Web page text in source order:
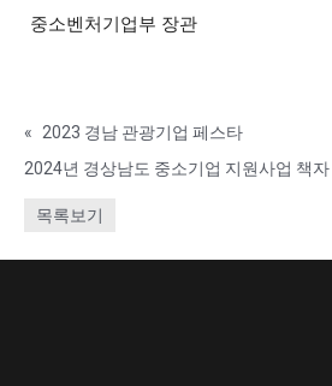
중소벤처기업부 장관
«
2023 경남 관광기업 페스타
2024년 경상남도 중소기업 지원사업 책자
목록보기